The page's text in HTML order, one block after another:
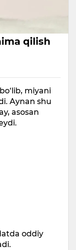
qilish
miyani
Aynan shu
asosan
oddiy